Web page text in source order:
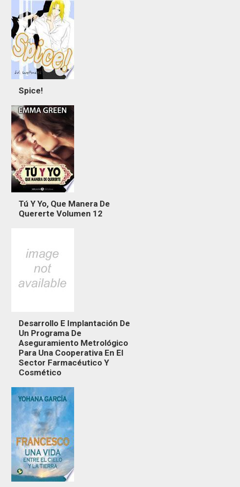
Spice!
Tú Y Yo, Que Manera De
Quererte Volumen 12
Desarrollo E Implantación De
Un Programa De
Aseguramiento Metrológico
Para Una Cooperativa En El
Sector Farmacéutico Y
Cosmético